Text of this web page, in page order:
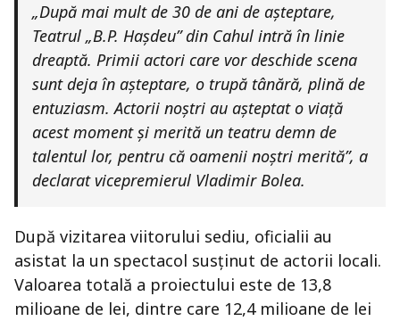
„După mai mult de 30 de ani de așteptare,
Teatrul „B.P. Hașdeu” din Cahul intră în linie
dreaptă. Primii actori care vor deschide scena
sunt deja în așteptare, o trupă tânără, plină de
entuziasm. Actorii noștri au așteptat o viață
acest moment și merită un teatru demn de
talentul lor, pentru că oamenii noștri merită”, a
declarat vicepremierul Vladimir Bolea.
După vizitarea viitorului sediu, oficialii au
asistat la un spectacol susținut de actorii locali.
Valoarea totală a proiectului este de 13,8
milioane de lei, dintre care 12,4 milioane de lei